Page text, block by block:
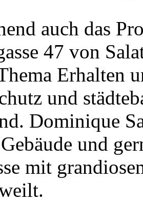
auch das
47 von
Erhalten
und
Dominique
und
mit